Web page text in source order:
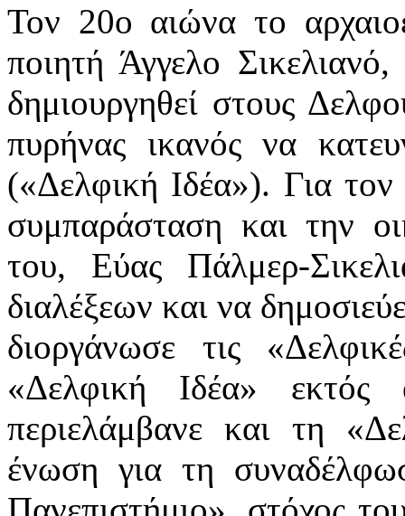
Τον 20ο αιώνα το
ποιητή Άγγελο
δημιουργηθεί στους
πυρήνας ικανός να
(«Δελφική Ιδέα»). Για
συμπαράσταση και την
του, Εύας Πάλμερ-
διαλέξεων και να
διοργάνωσε τις
«Δελφική Ιδέα» εκτός
περιελάμβανε και τη
ένωση για τη